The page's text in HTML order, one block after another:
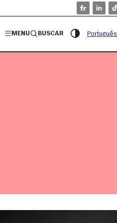
MENU BUSCAR Português